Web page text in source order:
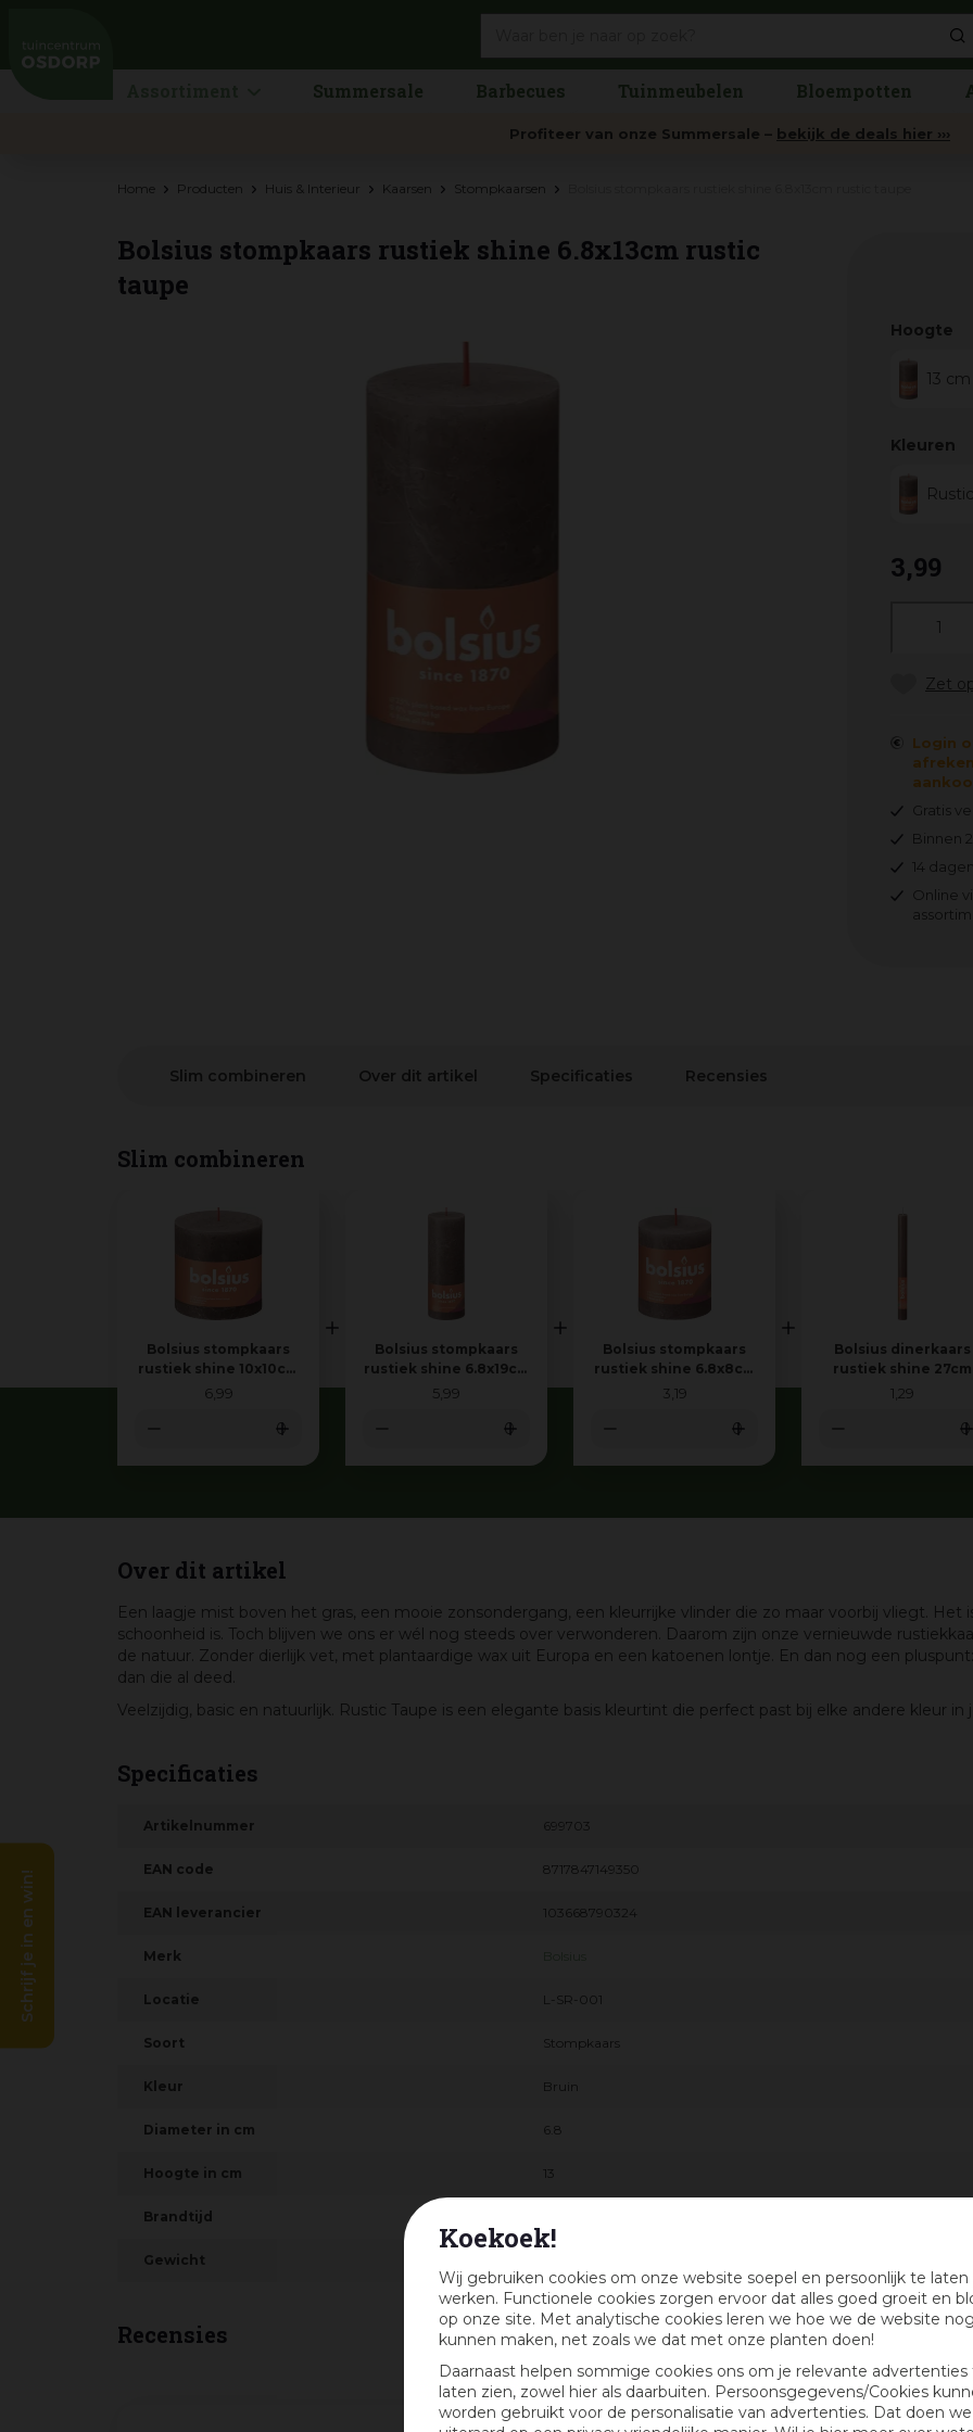
Koekoek!
Wij gebruiken cookies om onze website soepel en persoonlijk te laten
werken. Functionele cookies zorgen ervoor dat alles goed groeit en
op onze site. Met analytische cookies leren we hoe we de website
kunnen maken, net zoals we dat met onze planten doen!
Daarnaast helpen sommige cookies ons om je relevante advertenties
laten zien, zowel hier als daarbuiten. Persoonsgegevens/Cookies
worden gebruikt voor de personalisatie van advertenties. Dat doen we
Home Producten Huis & Interieur Kaarsen Stompkaarsen
Summersale Barbecues Tuinmeubelen Bloempotten
Profiteer van onze Summersale – bekijk de deals hier ›››
Bolsius stompkaars rustiek shine 6.8x13cm rustic
taupe
Hoogte
13 cm
Kleuren
3,99
Login
Gratis
Binnen
14
Online
Slim combineren Over dit artikel Specificaties Recensies
Slim combineren
Bolsius stompkaars
rustiek shine 10x10cm
rustic taupe
6,99
Bolsius stompkaars
rustiek shine 6.8x19cm
rustic taupe
599
Bolsius stompkaars
rustiek shine 6.8x8cm
rustic taupe
3 19
Bolsius dinerkaars
rustiek shine 27cm
rustic taupe
1 29
Over dit artikel
Een laagje mist boven het gras, een mooie zonsondergang, een kleurrijke vlinder die zo maar voorbij vliegt.
schoonheid is. Toch blijven we ons er wél nog steeds over verwonderen. Daarom zijn onze vernieuwde
de natuur. Zonder dierlijk vet, met plantaardige wax uit Europa en een katoenen lontje. En dan nog een
dan die al deed.
Veelzijdig, basic en natuurlijk. Rustic Taupe is een elegante basis kleurtint die perfect past bij elke andere kleur
Specificaties
Artikelnummer 699703
EAN code 8717847149350
EAN leverancier 103668790324
Merk
Locatie L-SR-001
Soort Stompkaars
Kleur Bruin
Diameter in cm 6.8
Hoogte in cm 13
Brandtijd
Gewicht
Recensies
Schrijf je in en win!